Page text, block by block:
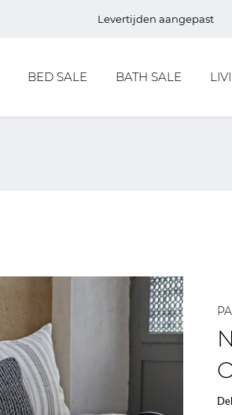
Levertijden aangepast
BED SALE BATH SALE